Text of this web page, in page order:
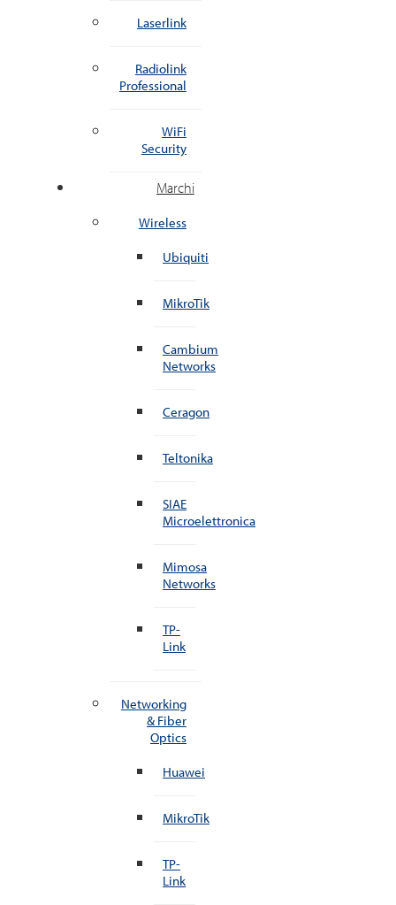
Laserlink
Radiolink
Professional
WiFi
Security
Marchi
Wireless
Ubiquiti
MikroTik
Cambium
Networks
Ceragon
Teltonika
SIAE
Microelettronica
Mimosa
Networks
TP-
Link
Networking
& Fiber
Optics
Huawei
MikroTik
TP-
Link